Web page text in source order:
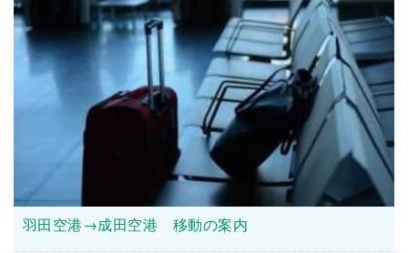
羽田空港→成田空港 移動の案内